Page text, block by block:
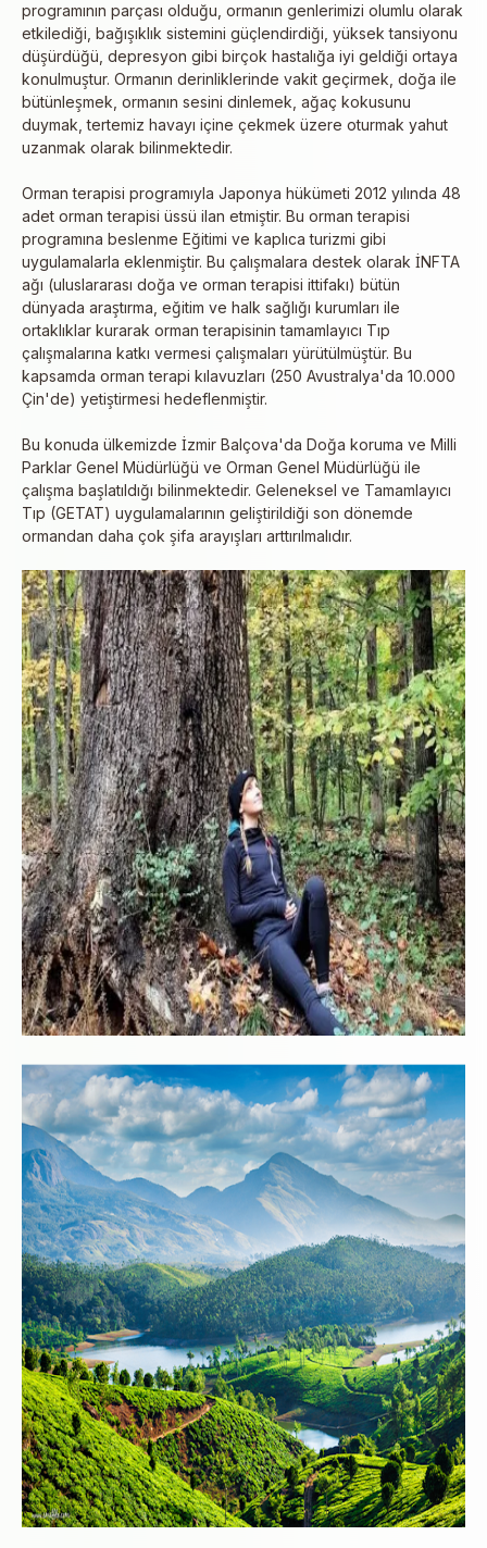
programının parçası olduğu, ormanın genlerimizi olumlu olarak
etkilediği, bağışıklık sistemini güçlendirdiği, yüksek tansiyonu
düşürdüğü, depresyon gibi birçok hastalığa iyi geldiği ortaya
konulmuştur. Ormanın derinliklerinde vakit geçirmek, doğa ile
bütünleşmek, ormanın sesini dinlemek, ağaç kokusunu
duymak, tertemiz havayı içine çekmek üzere oturmak yahut
uzanmak olarak bilinmektedir.
Orman terapisi programıyla Japonya hükümeti 2012 yılında 48
adet orman terapisi üssü ilan etmiştir. Bu orman terapisi
programına beslenme Eğitimi ve kaplıca turizmi gibi
uygulamalarla eklenmiştir. Bu çalışmalara destek olarak İNFTA
ağı (uluslararası doğa ve orman terapisi ittifakı) bütün
dünyada araştırma, eğitim ve halk sağlığı kurumları ile
ortaklıklar kurarak orman terapisinin tamamlayıcı Tıp
çalışmalarına katkı vermesi çalışmaları yürütülmüştür. Bu
kapsamda orman terapi kılavuzları (250 Avustralya'da 10.000
Çin'de) yetiştirmesi hedeflenmiştir.
Bu konuda ülkemizde İzmir Balçova'da Doğa koruma ve Milli
Parklar Genel Müdürlüğü ve Orman Genel Müdürlüğü ile
çalışma başlatıldığı bilinmektedir. Geleneksel ve Tamamlayıcı
Tıp (GETAT) uygulamalarının geliştirildiği son dönemde
ormandan daha çok şifa arayışları arttırılmalıdır.